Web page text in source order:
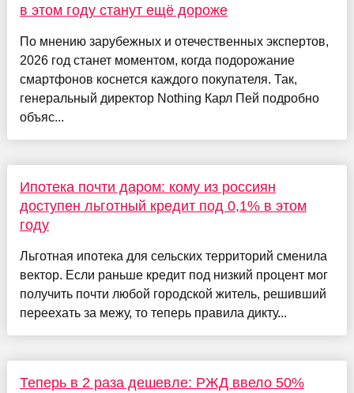
в этом году станут ещё дороже
По мнению зарубежных и отечественных экспертов,
2026 год станет моментом, когда подорожание
смартфонов коснется каждого покупателя. Так,
генеральный директор Nothing Карл Пей подробно
объяс...
Ипотека почти даром: кому из россиян
доступен льготный кредит под 0,1% в этом
году
Льготная ипотека для сельских территорий сменила
вектор. Если раньше кредит под низкий процент мог
получить почти любой городской житель, решивший
переехать за межу, то теперь правила дикту...
Теперь в 2 раза дешевле: РЖД ввело 50%